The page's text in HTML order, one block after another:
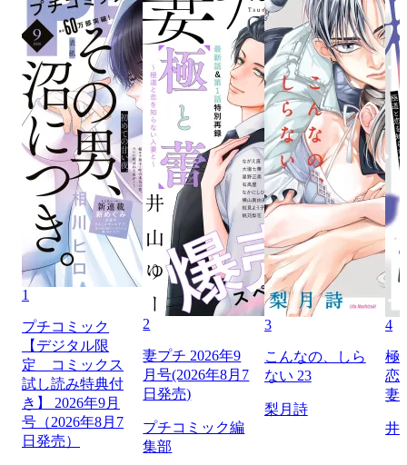
1
プチコミック
【デジタル限
定 コミックス
試し読み特典付
き】 2026年9月
号（2026年8月7
日発売）
2
妻プチ 2026年9
月号(2026年8月7
日発売)
プチコミック編
集部
3
こんなの、しら
ない 23
梨月詩
4
極
恋
妻
井